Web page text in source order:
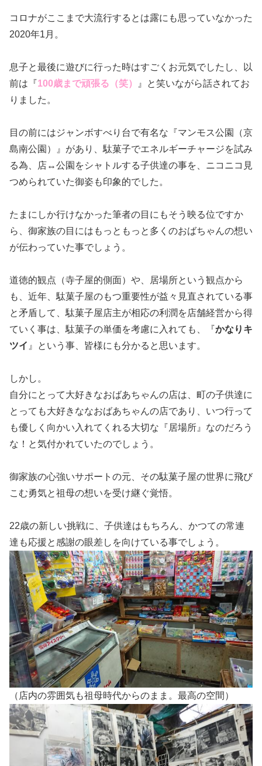
コロナがここまで大流行するとは露にも思っていなかった
2020年1月。
息子と最後に遊びに行った時はすごくお元気でしたし、以
前は『100歳まで頑張る（笑）
』と笑いながら話されてお
りました。
目の前にはジャンボすべり台で有名な『マンモス公園（京
島南公園）』があり、駄菓子でエネルギーチャージを試み
る為、店↔公園をシャトルする子供達の事を、ニコニコ見
つめられていた御姿も印象的でした。
たまにしか行けなかった筆者の目にもそう映る位ですか
ら、御家族の目にはもっともっと多くのおばちゃんの想い
が伝わっていた事でしょう。
道徳的観点（寺子屋的側面）や、居場所という観点から
も、近年、駄菓子屋のもつ重要性が益々見直されている事
と矛盾して、駄菓子屋店主が相応の利潤を店舗経営から得
ていく事は、駄菓子の単価を考慮に入れても、『かなりキ
ツイ 』という事、皆様にも分かると思います。
しかし。
自分にとって大好きなおばあちゃんの店は、町の子供達に
とっても大好きななおばあちゃんの店であり、いつ行って
も優しく向かい入れてくれる大切な『居場所』なのだろう
な！と気付かれていたのでしょう。
御家族の心強いサポートの元、その駄菓子屋の世界に飛び
こむ勇気と祖母の想いを受け継ぐ覚悟。
22歳の新しい挑戦に、子供達はもちろん、かつての常連
達も応援と感謝の眼差しを向けている事でしょう。
（店内の雰囲気も祖母時代からのまま。最高の空間）